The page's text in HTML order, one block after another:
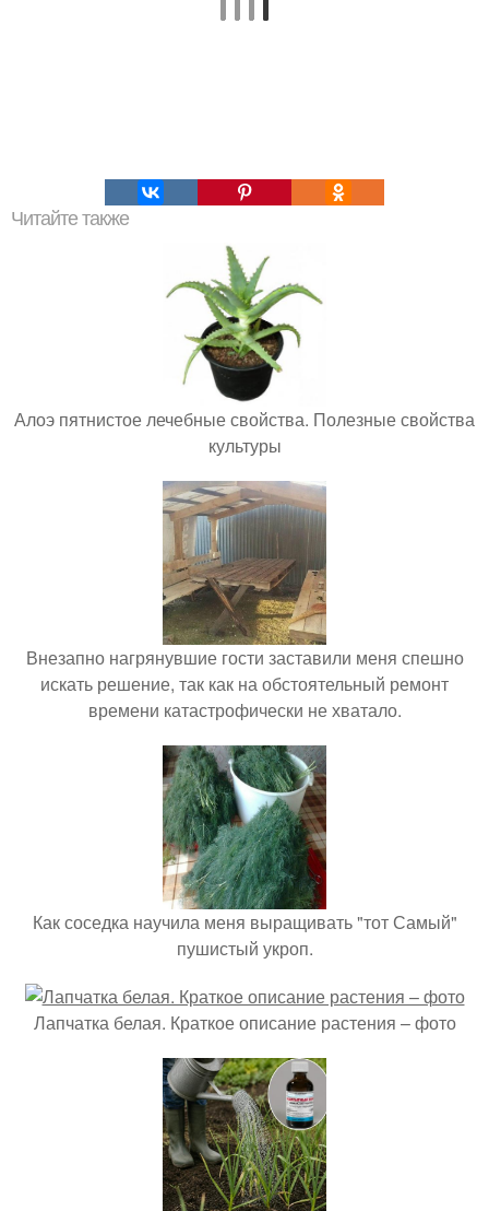
Читайте также
Алоэ пятнистое лечебные свойства. Полезные свойства
культуры
Внезапно нагрянувшие гости заставили меня спешно
искать решение, так как на обстоятельный ремонт
времени катастрофически не хватало.
Как соседка научила меня выращивать "тот Самый"
пушистый укроп.
Лапчатка белая. Краткое описание растения – фото